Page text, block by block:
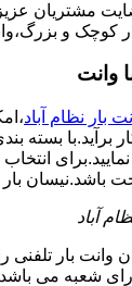
عزیز
و
وانت
بار نظام آباد
برآید.با
بار
آباد
وانت بار
شعبه می